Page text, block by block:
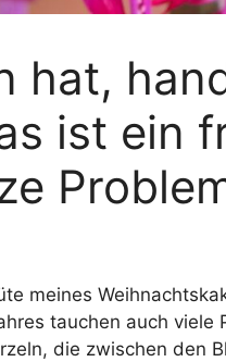
hat,
ist ein
meines
tauchen auch viele
die zwischen den